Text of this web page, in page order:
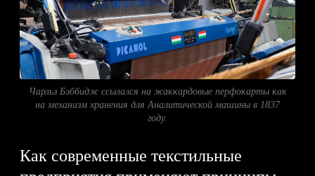
Чарльз Бэббидж ссылался на жаккардовые перфокарты как
на механизм хранения для Аналитической машины в 1837
году.
Как современные текстильные